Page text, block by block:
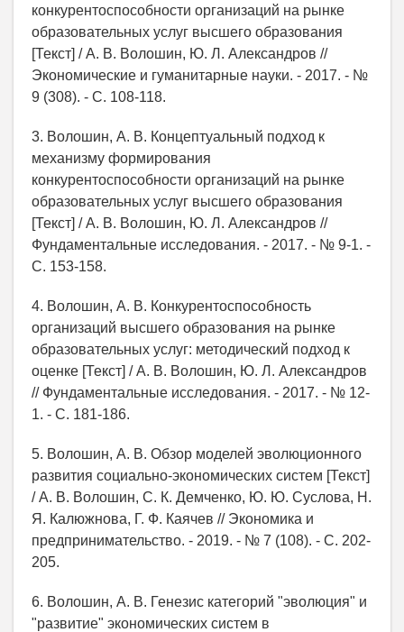
конкурентоспособности организаций на рынке
образовательных услуг высшего образования
[Текст] / А. В. Волошин, Ю. Л. Александров //
Экономические и гуманитарные науки. - 2017. - №
9 (308). - С. 108-118.
3. Волошин, А. В. Концептуальный подход к
механизму формирования
конкурентоспособности организаций на рынке
образовательных услуг высшего образования
[Текст] / А. В. Волошин, Ю. Л. Александров //
Фундаментальные исследования. - 2017. - № 9-1. -
С. 153-158.
4. Волошин, А. В. Конкурентоспособность
организаций высшего образования на рынке
образовательных услуг: методический подход к
оценке [Текст] / А. В. Волошин, Ю. Л. Александров
// Фундаментальные исследования. - 2017. - № 12-
1. - С. 181-186.
5. Волошин, А. В. Обзор моделей эволюционного
развития социально-экономических систем [Текст]
/ А. В. Волошин, С. К. Демченко, Ю. Ю. Суслова, Н.
Я. Калюжнова, Г. Ф. Каячев // Экономика и
предпринимательство. - 2019. - № 7 (108). - С. 202-
205.
6. Волошин, А. В. Генезис категорий "эволюция" и
"развитие" экономических систем в